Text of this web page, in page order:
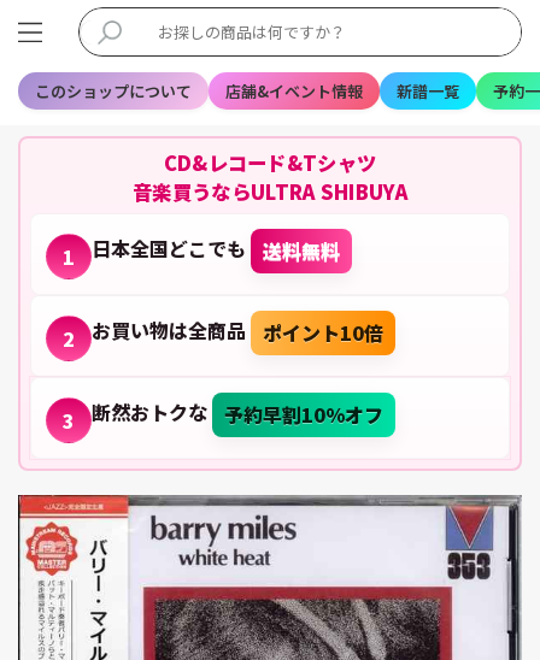
このショップについて 店舗&イベント情報 新譜一覧 予約
CD&レコード&Tシャツ
音楽買うならULTRA SHIBUYA
1 日本全国どこでも 送料無料
2 お買い物は全商品 ポイント10倍
3 断然おトクな 予約早割10%オフ